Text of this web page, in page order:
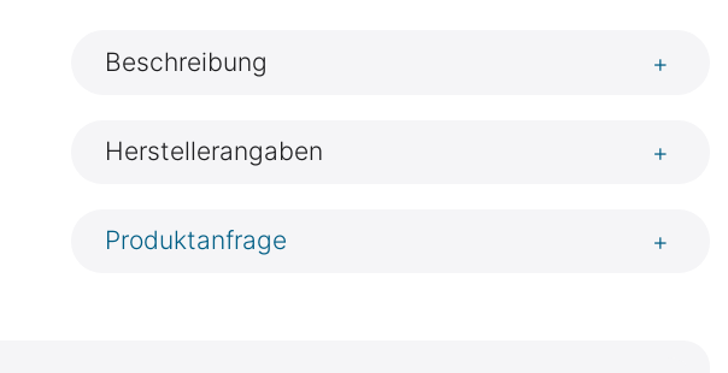
Beschreibung +
Herstellerangaben +
Produktanfrage +